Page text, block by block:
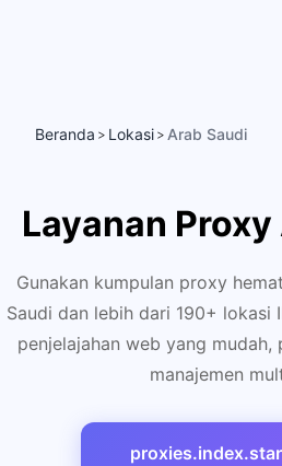
Beranda > Lokasi > Arab Saudi
Layanan
Gunakan kumpulan proxy
Saudi dan lebih dari 190+ lokasi
penjelajahan web yang mudah,
manajemen